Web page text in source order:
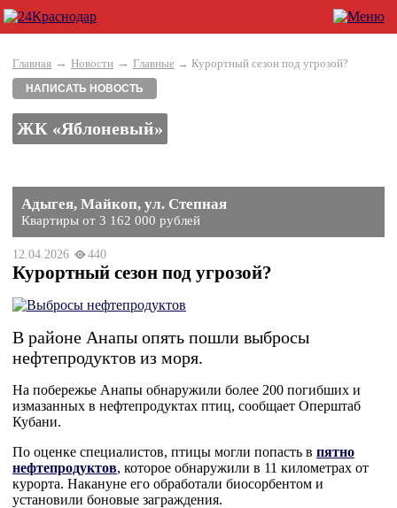
Главная → Новости → Главные → Курортный сезон под угрозой?
НАПИСАТЬ НОВОСТЬ
ЖК «Яблоневый»
Адыгея, Майкоп, ул. Степная
Квартиры от 3 162 000 рублей
12.04.2026 440
Курортный сезон под угрозой?
В районе Анапы опять пошли выбросы
нефтепродуктов из моря.
На побережье Анапы обнаружили более 200 погибших и
измазанных в нефтепродуктах птиц, сообщает Оперштаб
Кубани.
По оценке специалистов, птицы могли попасть в пятно
нефтепродуктов, которое обнаружили в 11 километрах от
курорта. Накануне его обработали биосорбентом и
установили боновые заграждения.